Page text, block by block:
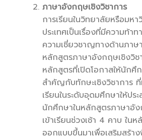
ภาษาอังกฤษเชิงวิชาการ
การเรียนในวิทยาลัยหรือมห
ประเทศเป็นเรื่องที่มีความท้า
ความเชี่ยวชาญทางด้านภาษ
หลักสูตรภาษาอังกฤษเชิงวิช
หลักสูตรที่เปิดโอกาสให้นักศึ
สำคัญกับทักษะเชิงวิชาการ
เรียนในระดับอุดมศึกษาให้ปร
นักศึกษาในหลักสูตรภาษาอัง
เข้าเรียนช่วงเช้า 4 คาบ ใน
ออกแบบขึ้นมาเพื่อเสริมสร้า